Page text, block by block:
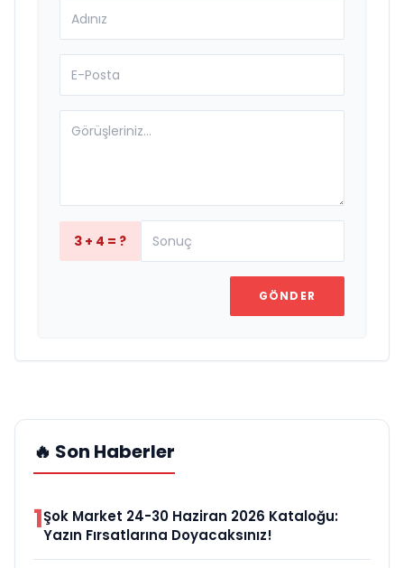
3 + 4 = ?
GÖNDER
🔥 Son Haberler
1Şok Market 24-30 Haziran 2026 Kataloğu:
Yazın Fırsatlarına Doyacaksınız!